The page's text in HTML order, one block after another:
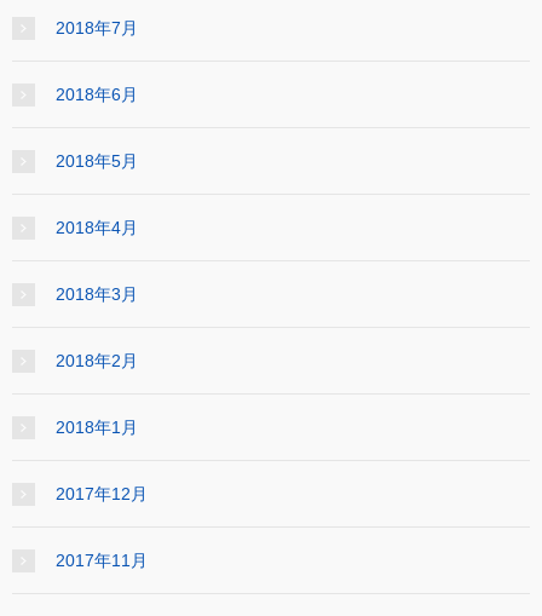
2018年7月
2018年6月
2018年5月
2018年4月
2018年3月
2018年2月
2018年1月
2017年12月
2017年11月